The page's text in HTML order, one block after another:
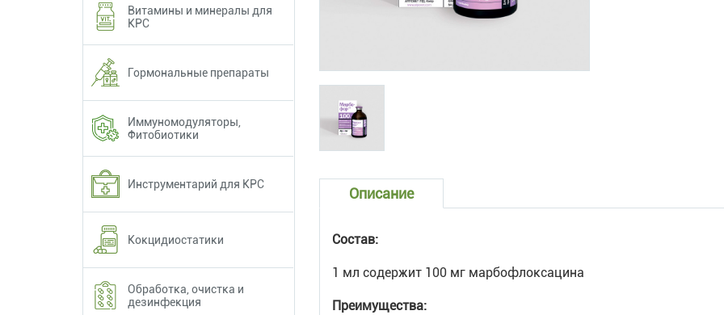
Описание
Состав:
1 мл содержит 100 мг марбофлоксацина
Преимущества:
Витамины и минералы для
КРС
Гормональные препараты
Иммуномодуляторы,
Фитобиотики
Инструментарий для КРС
Кокцидиостатики
Обработка, очистка и
дезинфекция